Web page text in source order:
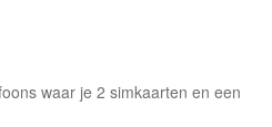
waar je 2 simkaarten en een